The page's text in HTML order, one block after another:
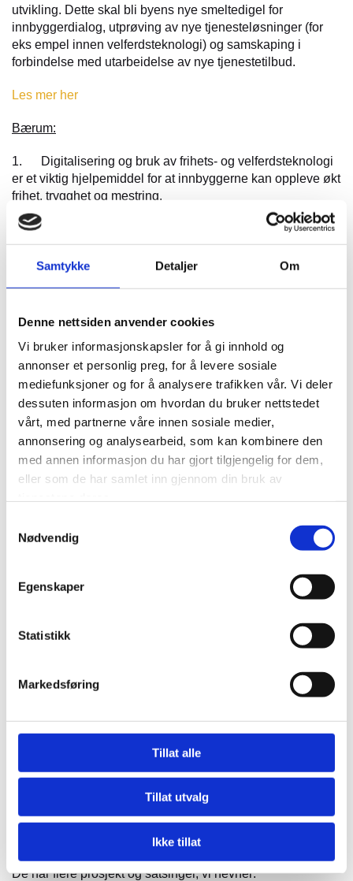
Samtykke Detaljer Om
Denne nettsiden anvender cookies
Vi bruker informasjonskapsler for å gi innhold og
annonser et personlig preg, for å levere sosiale
mediefunksjoner og for å analysere trafikken vår. Vi deler
dessuten informasjon om hvordan du bruker nettstedet
vårt, med partnerne våre innen sosiale medier,
annonsering og analysearbeid, som kan kombinere den
med annen informasjon du har gjort tilgjengelig for dem,
eller som de har samlet inn gjennom din bruk av
Nødvendig
Egenskaper
Statistikk
Markedsføring
Tillat alle
Tillat utvalg
Ikke tillat
utvikling. Dette skal bli byens nye smeltedigel for
innbyggerdialog, utprøving av nye tjenesteløsninger (for
eks empel innen velferdsteknologi) og samskaping i
forbindelse med utarbeidelse av nye tjenestetilbud.
Les mer her
Bærum:
1. Digitalisering og bruk av frihets- og velferdsteknologi
er et viktig hjelpemiddel for at innbyggerne kan oppleve økt
frihet, trygghet og mestring.
https://www.baerum.kommune.no/politikk-og-
samfunn/samfunnsutvikling/smart-kommune/frihets--og-
velferdsteknologi/
2. Hjelp til å handle mat på nett og få den levert hjem.
velferdsteknologi. Atri-X er visningsarena for
innbyggere mulighet til å prøve ut og oppdage hjelpemidler
som kan styrke evnen til å klare seg selv i hverdagen tross
sykdom og nedsatt funksjonsevne, også pårørende kan
finne hjelpemidler som støtter pårørenderollen.
4. Oksenøya senter er det første og største prosjektet til
Bærum kommune der formålsbygg for unge og eldre
samlokaliseres på samme tomt.
Les mer generelt her
og om Atri - X her
Fredrikstad:
Tester ut: Digitale besøk sykehjem
Bruk av geodata der analyser på geografiske data som
brukes i planleggingen av byen, f.eks.:
beslutningsstøtte.
Hva smartby er for Trondheim kommune kan du lese om
De har flere prosjekt og satsinger, vi nevner: